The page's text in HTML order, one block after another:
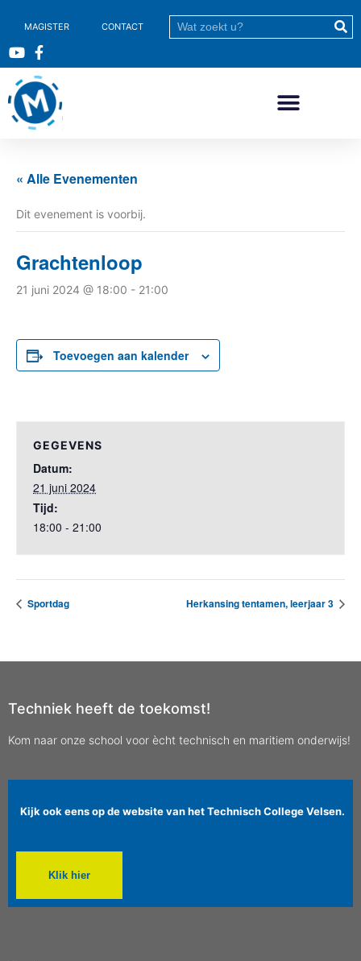
MAGISTER CONTACT
« Alle Evenementen
Dit evenement is voorbij.
Grachtenloop
21 juni 2024 @ 18:00 - 21:00
Toevoegen aan kalender
GEGEVENS
Datum:
21 juni 2024
Tijd:
18:00 - 21:00
Sportdag Herkansing tentamen, leerjaar 3
Techniek heeft de toekomst!
Kom naar onze school voor ècht technisch en maritiem onderwijs!
Kijk ook eens op de website van het Technisch College Velsen.
Klik hier